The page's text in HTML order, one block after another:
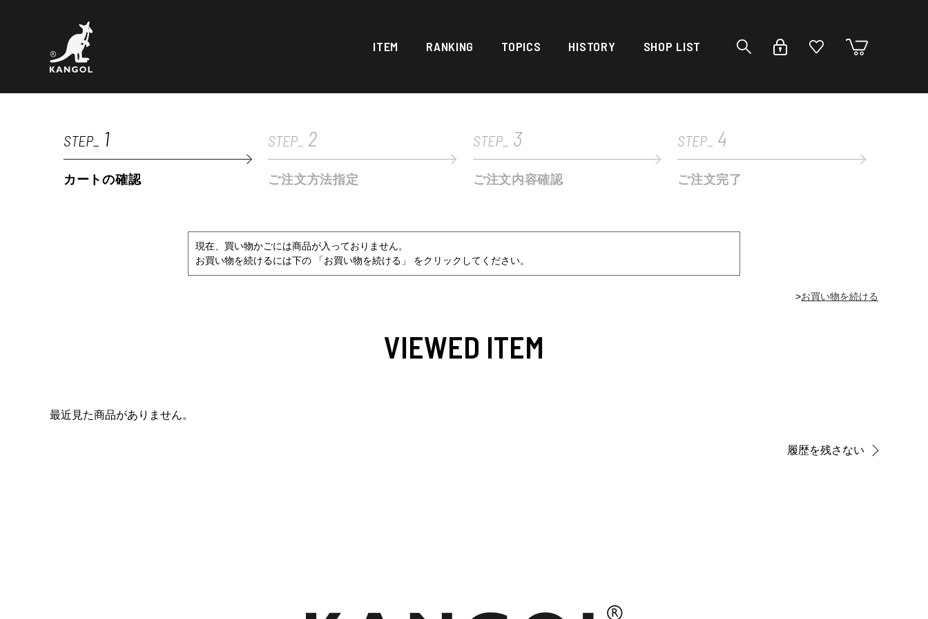
ITEM RANKING TOPICS HISTORY SHOP LIST
STEP_ 1
カートの確認
STEP_ 2
ご注文方法指定
STEP_ 3
ご注文内容確認
STEP_ 4
ご注文完了
現在、買い物かごには商品が入っておりません。
お買い物を続けるには下の 「お買い物を続ける」 をクリックしてください。
>
VIEWED ITEM
最近見た商品がありません。
履歴を残さない